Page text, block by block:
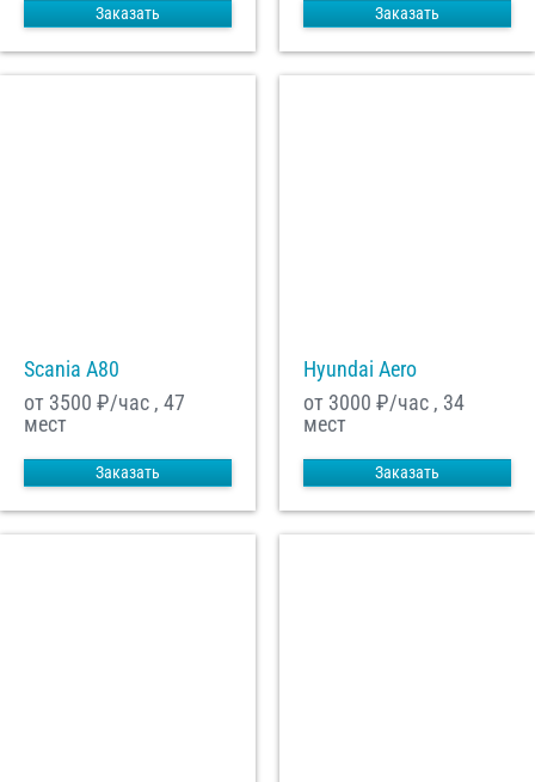
Заказать Заказать
Scania A80
от 3500 ₽/час , 47
мест
Заказать
Hyundai Aero
от 3000 ₽/час , 34
мест
Заказать